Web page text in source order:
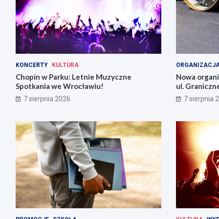
KONCERTY KULTURA
Chopin w Parku: Letnie Muzyczne
Spotkania we Wrocławiu!
7 sierpnia 2026
Nowa
ul.
7 sierpnia